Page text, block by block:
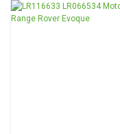
Ürün resmi
TÜKENDİ